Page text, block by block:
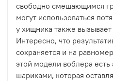
свободно смещающимся
могут использоваться
у хищника также вызывает
Интересно, что
сохраняется и на
этой модели воблера есть
шариками, которая